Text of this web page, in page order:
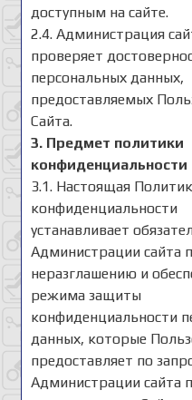
доступным на сайте.
2.4. Администрация
проверяет
персональных данных,
предоставляемых
Сайта.
3. Предмет политики
конфиденциальности
3.1. Настоящая
конфиденциальности
устанавливает
Администрации сайта
неразглашению и
режима защиты
конфиденциальности
данных, которые
предоставляет по
Администрации сайта